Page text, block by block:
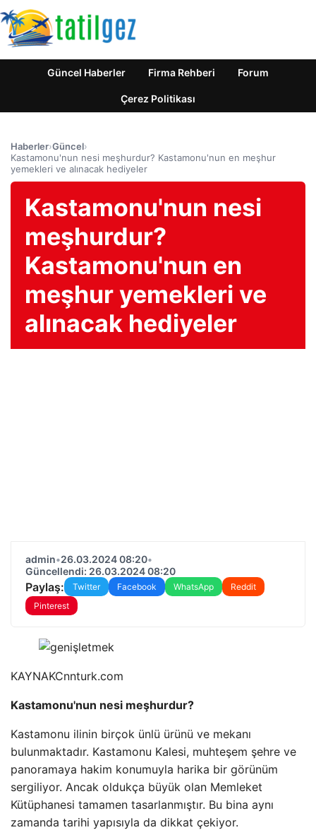
Güncel Haberler Firma Rehberi Forum
Çerez Politikası
Haberler›Güncel›
Kastamonu'nun nesi meşhurdur? Kastamonu'nun en meşhur
yemekleri ve alınacak hediyeler
Kastamonu'nun nesi
meşhurdur?
Kastamonu'nun en
meşhur yemekleri ve
alınacak hediyeler
admin•26.03.2024 08:20•
Güncellendi: 26.03.2024 08:20
Paylaş: Twitter Facebook WhatsApp
Reddit
Pinterest
KAYNAKCnnturk.com
Kastamonu'nun nesi meşhurdur?
Kastamonu ilinin birçok ünlü ürünü ve mekanı
bulunmaktadır. Kastamonu Kalesi, muhteşem şehre ve
panoramaya hakim konumuyla harika bir görünüm
sergiliyor. Ancak oldukça büyük olan Memleket
Kütüphanesi tamamen tasarlanmıştır. Bu bina aynı
zamanda tarihi yapısıyla da dikkat çekiyor.